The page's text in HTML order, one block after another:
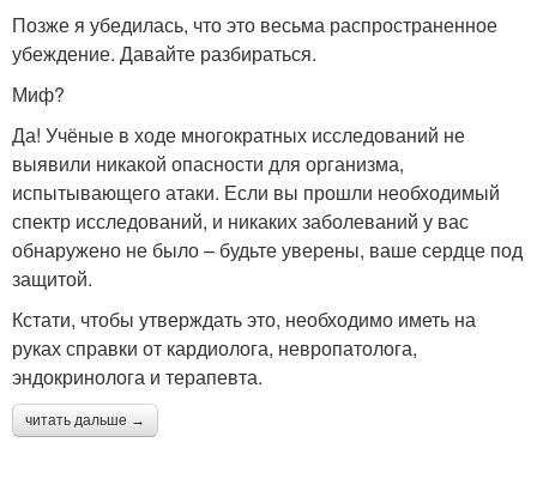
Позже я убедилась, что это весьма распространенное
убеждение. Давайте разбираться.
Миф?
Да! Учёные в ходе многократных исследований не
выявили никакой опасности для организма,
испытывающего атаки. Если вы прошли необходимый
спектр исследований, и никаких заболеваний у вас
обнаружено не было – будьте уверены, ваше сердце под
защитой.
Кстати, чтобы утверждать это, необходимо иметь на
руках справки от кардиолога, невропатолога,
эндокринолога и терапевта.
читать дальше →